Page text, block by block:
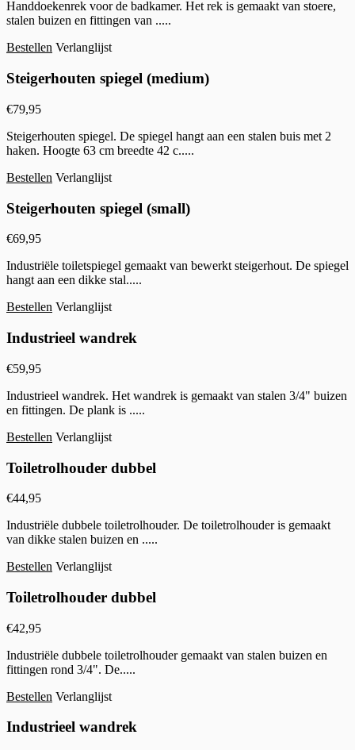
Handdoekenrek voor de badkamer. Het rek is gemaakt van stoere,
stalen buizen en fittingen van .....
Bestellen Verlanglijst
Steigerhouten spiegel (medium)
€79,95
Steigerhouten spiegel. De spiegel hangt aan een stalen buis met 2
haken. Hoogte 63 cm breedte 42 c.....
Bestellen Verlanglijst
Steigerhouten spiegel (small)
€69,95
Industriële toiletspiegel gemaakt van bewerkt steigerhout. De spiegel
hangt aan een dikke stal.....
Bestellen Verlanglijst
Industrieel wandrek
€59,95
Industrieel wandrek. Het wandrek is gemaakt van stalen 3/4" buizen
en fittingen. De plank is .....
Bestellen Verlanglijst
Toiletrolhouder dubbel
€44,95
Industriële dubbele toiletrolhouder. De toiletrolhouder is gemaakt
van dikke stalen buizen en .....
Bestellen Verlanglijst
Toiletrolhouder dubbel
€42,95
Industriële dubbele toiletrolhouder gemaakt van stalen buizen en
fittingen rond 3/4". De.....
Bestellen Verlanglijst
Industrieel wandrek